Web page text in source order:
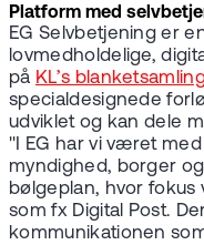
Platform med
EG Selvbetjening er
lovmedholdelige,
på KL’s
specialdesignede
udviklet og kan dele
"I EG har vi været
myndighed, borger
bølgeplan, hvor
som fx Digital Post.
kommunikationen